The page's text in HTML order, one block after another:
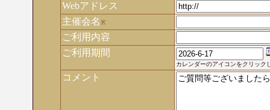
Webアドレス
主催会名※
ご利用内容
ご利用期間
カレンダーのアイコンをクリック
コメント